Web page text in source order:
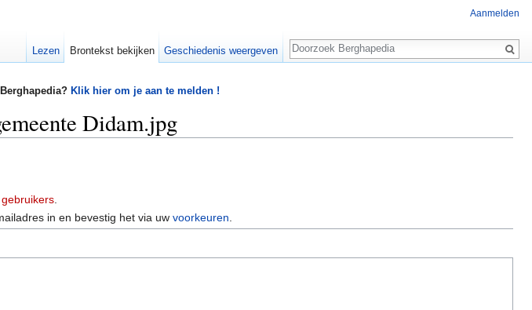
Klik hier om je aan te melden !
Didam.jpg
gebruikers
in en bevestig het via uwvoorkeuren
Aanmelden
Lezen Brontekst bekijken Geschiedenis weergeven
Zoeken